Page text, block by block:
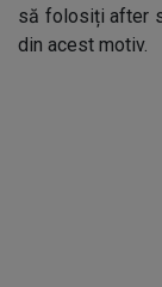
să folosiți after
din acest motiv.